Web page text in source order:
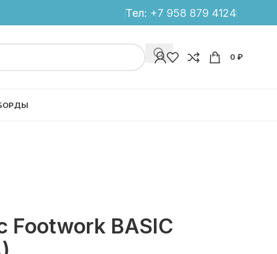
Тел: +7 958 879 4124
0 ₽
Footwork BASIC